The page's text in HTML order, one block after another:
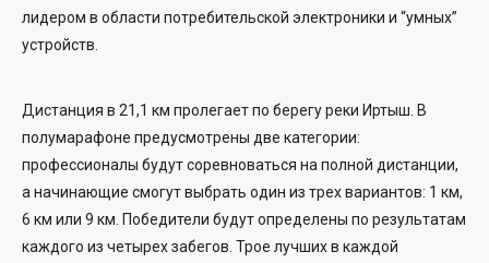
лидером в области потребительской электроники и “умных”
устройств.
Дистанция в 21,1 км пролегает по берегу реки Иртыш. В
полумарафоне предусмотрены две категории:
профессионалы будут соревноваться на полной дистанции,
а начинающие смогут выбрать один из трех вариантов: 1 км,
6 км или 9 км. Победители будут определены по результатам
каждого из четырех забегов. Трое лучших в каждой